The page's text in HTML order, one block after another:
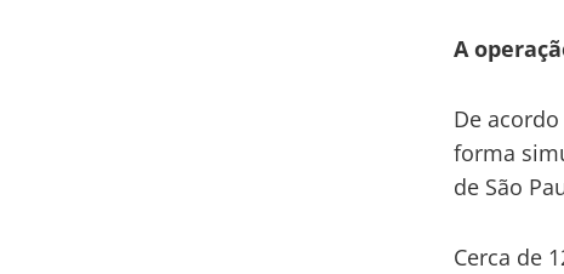
A
De
forma
de São
Cerca de